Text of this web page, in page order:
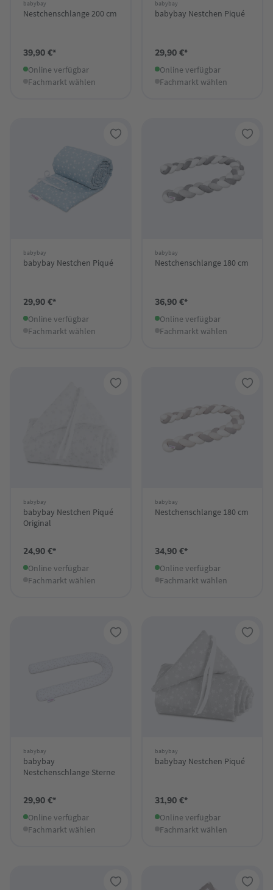
babybay
Nestchenschlange 200 cm
39,90 €*
Online verfügbar
Fachmarkt wählen
babybay
babybay Nestchen Piqué
29,90 €*
Online verfügbar
Fachmarkt wählen
babybay
babybay Nestchen Piqué
29,90 €*
Online verfügbar
Fachmarkt wählen
babybay
Nestchenschlange 180 cm
36,90 €*
Online verfügbar
Fachmarkt wählen
babybay
babybay Nestchen Piqué
Original
24,90 €*
Online verfügbar
Fachmarkt wählen
babybay
Nestchenschlange 180 cm
34,90 €*
Online verfügbar
Fachmarkt wählen
babybay
babybay
Nestchenschlange Sterne
29,90 €*
Online verfügbar
Fachmarkt wählen
babybay
babybay Nestchen Piqué
31,90 €*
Online verfügbar
Fachmarkt wählen